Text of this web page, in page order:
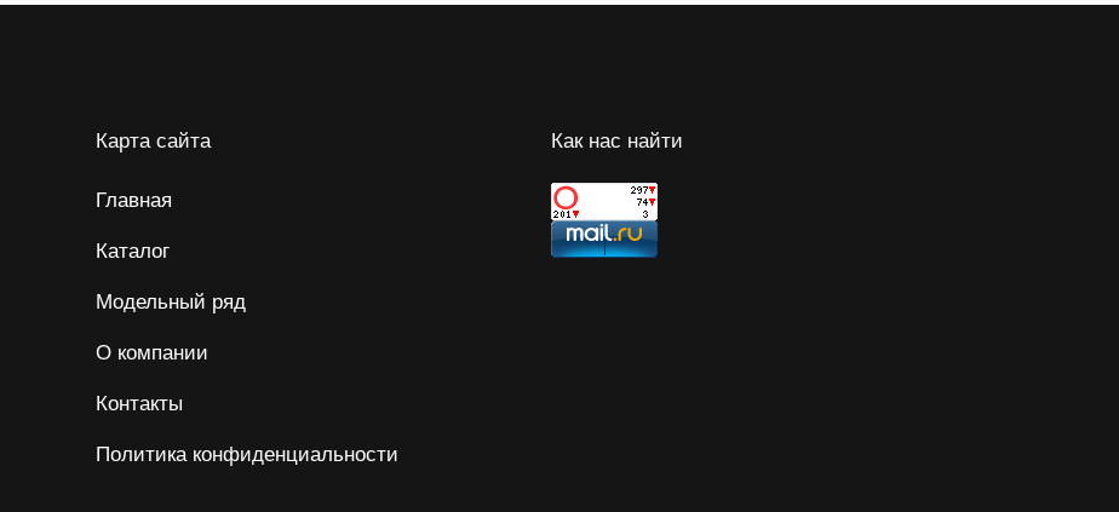
Карта сайта
Главная
Каталог
Модельный ряд
О компании
Контакты
Политика конфиденциальности
Как нас найти